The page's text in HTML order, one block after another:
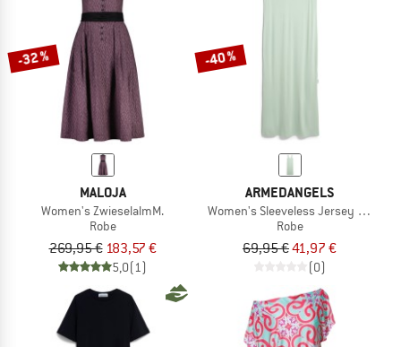
-32 %
MALOJA
Women's ZwieselalmM.
Robe
269,95 € 183,57 €
5,0(1)
-40 %
ARMEDANGELS
Women's Sleeveless Jersey Midi
Robe
69,95 €41,97 €
(0)